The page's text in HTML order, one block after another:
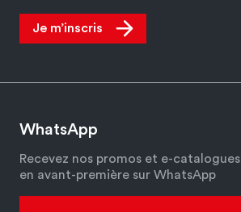
Je m’inscris
WhatsApp
Recevez nos promos et e-catalogues
en avant-première sur WhatsApp